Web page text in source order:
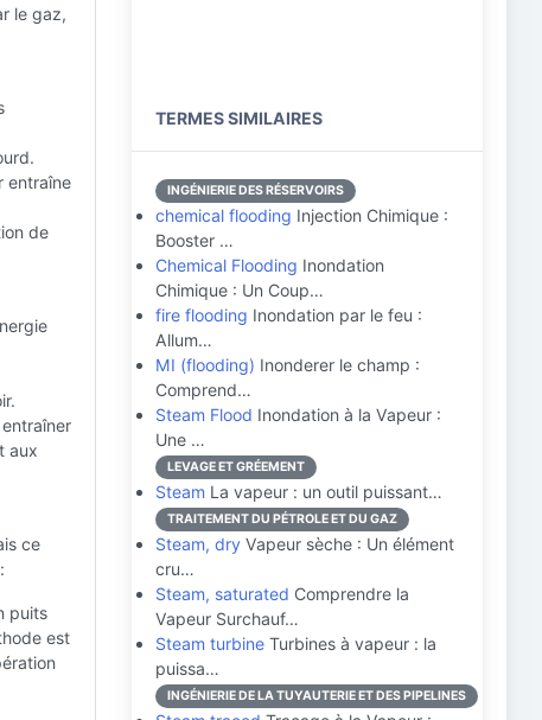
le gaz,
entraîne
de
aux
ce
puits
est
TERMES SIMILAIRES
INGÉNIERIE DES RÉSERVOIRS
chemical flooding Injection Chimique :
Booster …
Chemical Flooding Inondation
Chimique : Un Coup…
fire flooding Inondation par le feu :
Allum…
MI (flooding) Inonderer le champ :
Comprend…
Steam Flood Inondation à la Vapeur :
Une …
LEVAGE ET GRÉEMENT
Steam La vapeur : un outil puissant…
TRAITEMENT DU PÉTROLE ET DU GAZ
Steam, dry Vapeur sèche : Un élément
cru…
Steam, saturated Comprendre la
Vapeur Surchauf…
Steam turbine Turbines à vapeur : la
puissa…
INGÉNIERIE DE LA TUYAUTERIE ET DES PIPELINES